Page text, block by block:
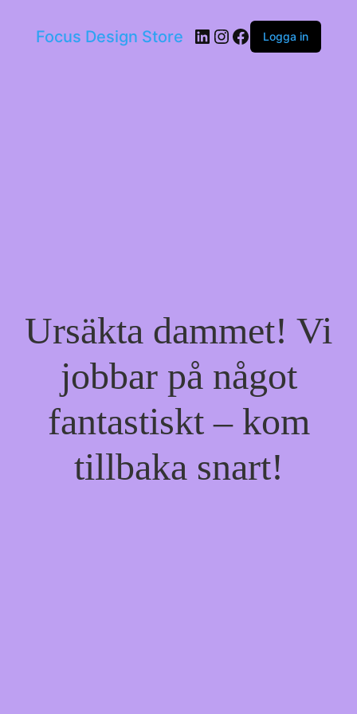
Focus Design Store LinkedIn
Instagram
Facebook
Logga in
Ursäkta dammet! Vi
jobbar på något
fantastiskt – kom
tillbaka snart!